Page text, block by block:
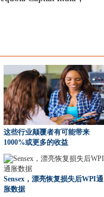
这些行业颠覆者有可能带来
1000%或更多的收益
Sensex，漂亮恢复损失后WPI通
胀数据